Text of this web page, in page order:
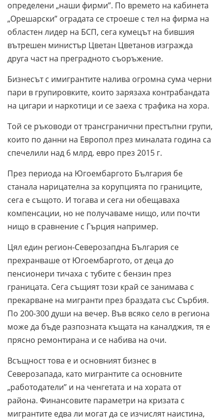
определени „наши фирми”. По времето на кабинета
„Орешарски” оградата се строеше с тел на фирма на
областен лидер на БСП, сега кумецът на бившия
вътрешен министър Цветан Цветанов изгражда
друга част на преградното съоръжение.
Бизнесът с имигрантите налива огромна сума черни
пари в групировките, които зарязаха контрабандата
на цигари и наркотици и се заеха с трафика на хора.
Той се ръководи от трансгранични престъпни групи,
които по данни на Европол през миналата година са
спечелили над 6 млрд. евро през 2015 г.
През периода на Югоембаргото България бе
станала нарицателна за корупцията по границите,
сега е същото. И тогава и сега ни обещаваха
компенсации, но не получаваме нищо, или почти
нищо в сравнение с Гърция например.
Цял един регион-Северозапдна България се
прехранваше от Югоембаргото, от деца до
пенсионери тичаха с тубите с бензин през
границата. Сега същият този край се занимава с
прекарване на мигранти през браздата със Сърбия.
По 200-300 души на вечер. Във всяко село в региона
може да бъде разпозната къщата на каналджия, тя е
прясно ремонтирана и се набива на очи.
Всъщност това е и основният бизнес в
Северозапада, като мигрантите са основните
„работодатели” и на ченгетата и на хората от
района. Финансовите параметри на кризата с
мигрантите едва ли могат да се изчислят наистина,